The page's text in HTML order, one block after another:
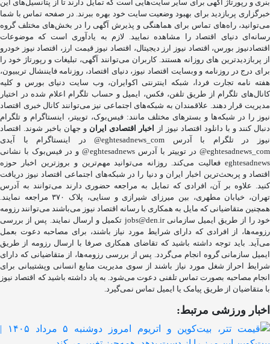
بنری و رپورتاژ آگهی برای سایر سایت‌هایی است که تمایل دارند تا از پتانسیل‌های این
خبرگزاری پربازدید برای بهبود وضعیت سایت خود بهره ببرند. در صفحه تماس با شما
می‌توانید، راه‌های تماس برای هماهنگی و پذیرش آگهی را در بخش‌های مختلف گروه
رسانه‌ای دنیای اقتصاد را مشاهده نمایید. لازم به یادآوری است که موضوعات
اقتصادنیوز بورس، اقتصاد نیوز ارز دیجیتال، اقتصاد نیوز قیمت ارز، اقتصاد نیوز خودرو
از پربازدیدترین های روزانه هستند. کاربران می‌توانند آگهی، تبلیغات و رپورتاژ خود را
برای درج در روزنامه و وبسایت اقتصاد نیوز، دنیای اقتصاد، روزنامه فایننشال تریبیون،
هفته نامه تجارت فردا، شبکه اینترنتی اکوایران، وب سایت دنیای بورس و کلیه
کانال‌های تلگرام از طریق تلفن، فکس، ایمیل و حساب تلگرام اعلام شده در اختیار
مدیریت قرار دهند. علاقمندان به شبکه‎‌های اجتماعی نیز می‌توانند کانال خبری اقتصاد
نیوز را در شبکه‌ها و بسترهای مختلف مانند: فیس‌بوک، توییتر، اینستاگرام و تلگرام
دنبال کنند و با دانلود اقتصاد نیوز از
اخبار اقتصادی ایران و جهان باخبر شوند. اقتصاد
نیوز در تلگرام با آدرس eghtesadnews_com@ در اینستاگرام با آیدی
eghtesadnews_com@ در توییتر با آدرس eghtesadnews@ و در فیس‌بوک با نشانی
eghtesadnews فعالیت می‌کند. روزانه می‌توانید مهم‌ترین و بروزترین اخبار حوزه
اقتصاد و پربحث‌ترین اخبار ایران و دنیا را در شبکه‌های اجتماعی اقتصاد نیوز دریافت
کنید. علاوه بر آن، افرادی که تمایل به مراجعه حضوری دارند می‌توانند به آدرس
تهران، خیابان مطهری، بین میرزای شیرازی و سنایی، پلاک ۳۷۰ مراجعه نمایند.
همچنین متقاضیانی که مایل به همکاری با رسانه‌ اقتصاد نیوز می‌باشند می‌توانند رزومه
خود را از طریق ایمیل سازمانی jobs@den.ir تکمیل و ارسال نمایند. پس از بررسی
رزومه‌ها، از افرادی که دارای شرایط مورد نیاز باشند، برای مصاحبه دعوت بعمل
می‌آید. باید توجه داشته باشید که تقاضای همکاری صرفا با ارسال رزومه از طریق
ایمیل سازمانی گروه انجام می‌گردد. پس از بررسی رزومه‌ها، از متقاضیانی که دارای
شرایط احراز شغل مورد نیاز باشند از سوی مدیریت منابع انسانی وپشتیبانی برای
انجام مصاحبه بصورت تماس تلفنی دعوت می‌شود. به یاد داشته باشید که اقتصاد نیوز
با متقاضیان از طریق پیامک یا ایمیل تماس نمی‌گیرد.
اخبار ورزشی مرتبط: